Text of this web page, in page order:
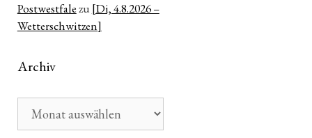
Postwestfalezu [Di, 4.8.2026 –
Wetterschwitzen]
Archiv